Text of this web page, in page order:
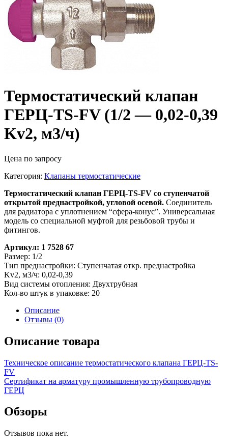
Термостатический клапан
ГЕРЦ-TS-FV (1/2 — 0,02-0,39
Kv2, м3/ч)
Цена по запросу
Категория: Клапаны термостатические
Термостатический клапан ГЕРЦ-TS-FV со ступенчатой
открытой преднастройкой, угловой осевой. Соединитель
для радиатора с уплотнением “сфера-конус”. Универсальная
модель со специальной муфтой для резьбовой трубы и
фитингов.
Артикул: 1 7528 67
Размер: 1/2
Тип преднастройки: Ступенчатая откр. преднастройка
Kv2, м3/ч: 0,02-0,39
Вид системы отопления: Двухтрубная
Кол-во штук в упаковке: 20
Описание
Отзывы (0)
Описание товара
Техническое описание термостатического клапана ГЕРЦ-TS-
FV
Сертификат на арматуру промышленную трубопроводную
ГЕРЦ
Обзоры
Отзывов пока нет.